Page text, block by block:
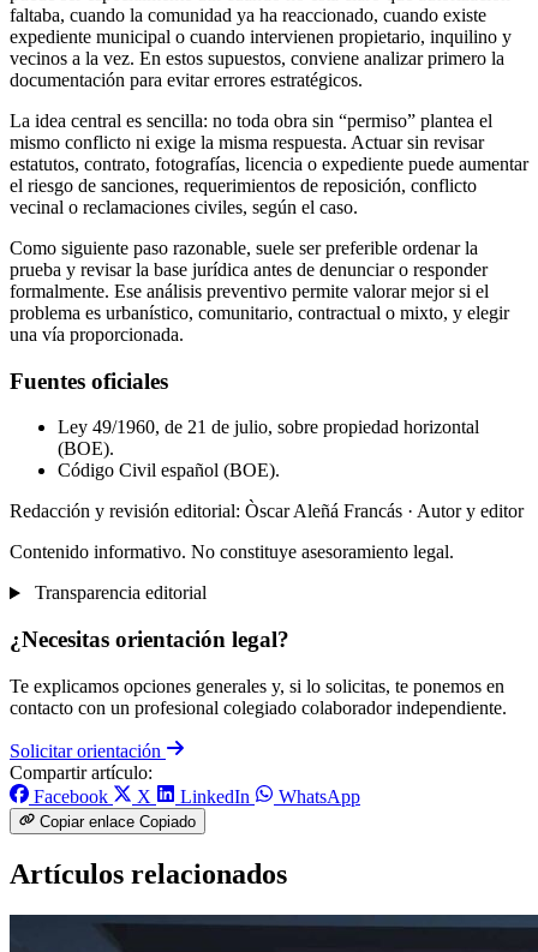
faltaba, cuando la comunidad ya ha reaccionado, cuando existe
expediente municipal o cuando intervienen propietario, inquilino y
vecinos a la vez. En estos supuestos, conviene analizar primero la
documentación para evitar errores estratégicos.
La idea central es sencilla: no toda obra sin “permiso” plantea el
mismo conflicto ni exige la misma respuesta. Actuar sin revisar
estatutos, contrato, fotografías, licencia o expediente puede aumentar
el riesgo de sanciones, requerimientos de reposición, conflicto
vecinal o reclamaciones civiles, según el caso.
Como siguiente paso razonable, suele ser preferible ordenar la
prueba y revisar la base jurídica antes de denunciar o responder
formalmente. Ese análisis preventivo permite valorar mejor si el
problema es urbanístico, comunitario, contractual o mixto, y elegir
una vía proporcionada.
Fuentes oficiales
Ley 49/1960, de 21 de julio, sobre propiedad horizontal
(BOE).
Código Civil español (BOE).
Redacción y revisión editorial: Òscar Aleñá Francás · Autor y editor
Contenido informativo. No constituye asesoramiento legal.
Transparencia editorial
¿Necesitas orientación legal?
Te explicamos opciones generales y, si lo solicitas, te ponemos en
contacto con un profesional colegiado colaborador independiente.
Solicitar orientación
Compartir artículo:
Facebook
X LinkedIn WhatsApp
Copiar enlace Copiado
Artículos relacionados